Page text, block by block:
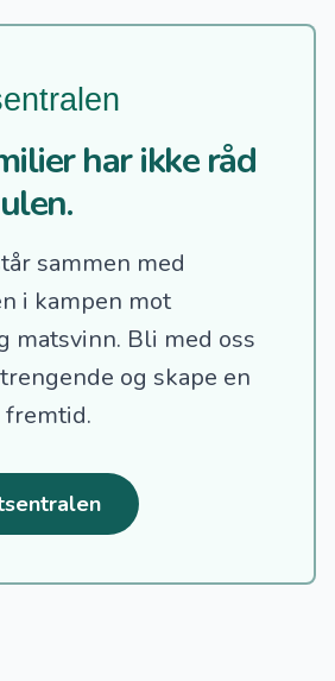
har ikke råd
sammen med
i kampen mot
matsvinn. Bli med oss
og skape en